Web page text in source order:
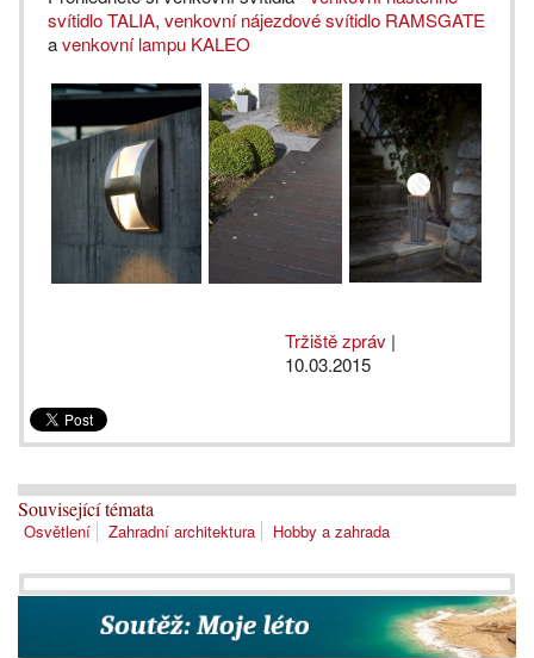
svítidlo TALIA, venkovní nájezdové svítidlo RAMSGATE
avenkovní lampu KALEO
Tržiště zpráv |
10.03.2015
Související témata
Osvětlení Zahradní architektura Hobby a zahrada